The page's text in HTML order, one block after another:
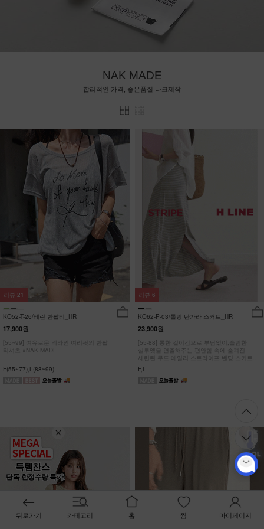
득템찬스
단독 한정수량 특가!
NAK MADE
합리적인 가격, 좋은품질 나크제작
KO52-T-26/테린 반팔티_HR
17,900원
[55~99] 여유로운 넥라인 여리핏의 반팔
티셔츠 #NAK MADE.
F(55~77),L(88~99)
리뷰 21
KO62-P-03/롤링 단가라 스커트_HR
23,900원
[55-88] 롱한 길이감으로 부담없이,슬림한
실루엣을 연출해주는 편안함 속에 숨겨진
세련된 무드 데일리 스트라이프 밴딩 스커트
#NAK MADE.
F,L
리뷰 6
뒤로가기 카테고리 홈 찜 마이페이지